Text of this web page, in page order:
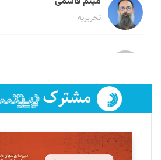
تحریریه
لیلا حنارود
فائزه فتحی رستمی
تحریریه